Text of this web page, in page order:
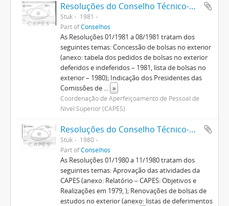
Resoluções do Conselho Técnico-Administrativo (1974-1982)
Stuk
1981
Part ofConselhos
As Resoluções 01/1981 a 08/1981 tratam dos
seguintes temas: Concessão de bolsas no exterior
(anexo: tabela dos pedidos de bolsas no exterior
deferidos e indeferidos – 1981, lista de bolsas no
exterior – 1980); Indicação dos Presidentes das
Comissões de ... »
Coordenação de Aperfeiçoamento de Pessoal de
Nível Superior (CAPES)
Resoluções do Conselho Técnico-Administrativo (1974-1982)
Stuk
1980
Part ofConselhos
As Resoluções 01/1980 a 11/1980 tratam dos
seguintes temas: Aprovação das atividades da
CAPES (anexo: Relatório – CAPES: Objetivos e
Realizações em 1979, ); Renovações de bolsas de
estudos no exterior (anexo: listas de deferimentos